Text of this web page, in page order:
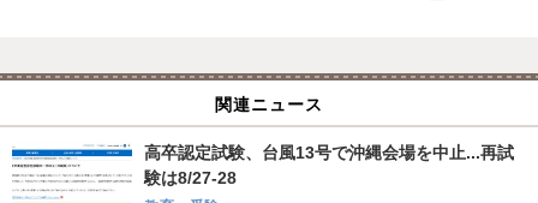
関連ニュース
高卒認定試験、台風13号で沖縄会場を中止...再試
験は8/27-28